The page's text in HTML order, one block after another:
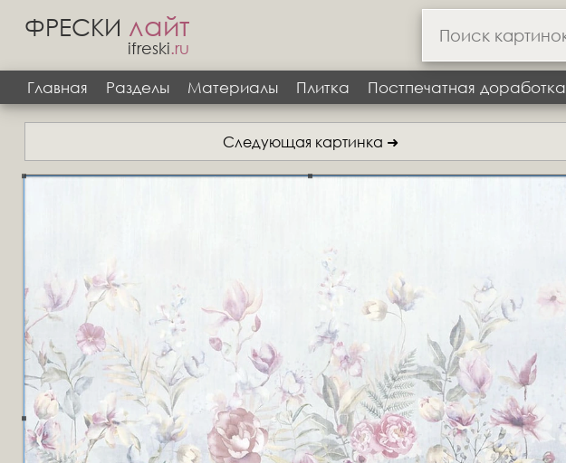
ФРЕСКИ лайт
ifreski.ru
Главная
Разделы Материалы Плитка Постпечатная доработка
Следующая картинка ➜